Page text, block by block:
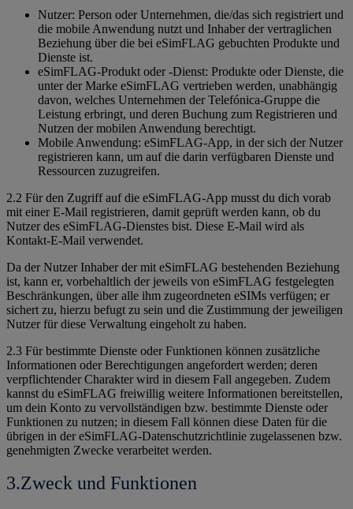
Nutzer: Person oder Unternehmen, die/das sich registriert und
die mobile Anwendung nutzt und Inhaber der vertraglichen
Beziehung über die bei eSimFLAG gebuchten Produkte und
Dienste ist.
eSimFLAG-Produkt oder -Dienst: Produkte oder Dienste, die
unter der Marke eSimFLAG vertrieben werden, unabhängig
davon, welches Unternehmen der Telefónica-Gruppe die
Leistung erbringt, und deren Buchung zum Registrieren und
Nutzen der mobilen Anwendung berechtigt.
Mobile Anwendung: eSimFLAG-App, in der sich der Nutzer
registrieren kann, um auf die darin verfügbaren Dienste und
Ressourcen zuzugreifen.
2.2 Für den Zugriff auf die eSimFLAG-App musst du dich vorab
mit einer E-Mail registrieren, damit geprüft werden kann, ob du
Nutzer des eSimFLAG-Dienstes bist. Diese E-Mail wird als
Kontakt-E-Mail verwendet.
Da der Nutzer Inhaber der mit eSimFLAG bestehenden Beziehung
ist, kann er, vorbehaltlich der jeweils von eSimFLAG festgelegten
Beschränkungen, über alle ihm zugeordneten eSIMs verfügen; er
sichert zu, hierzu befugt zu sein und die Zustimmung der jeweiligen
Nutzer für diese Verwaltung eingeholt zu haben.
2.3 Für bestimmte Dienste oder Funktionen können zusätzliche
Informationen oder Berechtigungen angefordert werden; deren
verpflichtender Charakter wird in diesem Fall angegeben. Zudem
kannst du eSimFLAG freiwillig weitere Informationen bereitstellen,
um dein Konto zu vervollständigen bzw. bestimmte Dienste oder
Funktionen zu nutzen; in diesem Fall können diese Daten für die
übrigen in der eSimFLAG-Datenschutzrichtlinie zugelassenen bzw.
genehmigten Zwecke verarbeitet werden.
3.Zweck und Funktionen